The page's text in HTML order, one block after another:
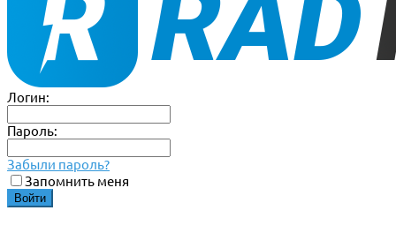
Логин:
Пароль:
Забыли пароль?
Запомнить меня